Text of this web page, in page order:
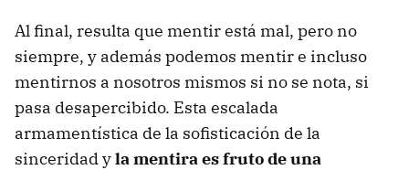
Al final, resulta que mentir está mal, pero no
siempre, y además podemos mentir e incluso
mentirnos a nosotros mismos si no se nota, si
pasa desapercibido. Esta escalada
armamentística de la sofisticación de la
sinceridad yla mentira es fruto de una